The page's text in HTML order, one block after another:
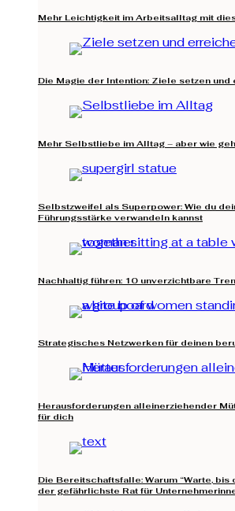
Mehr Leichtigkeit im Arbeitsalltag mit
Die Magie der Intention: Ziele setzen und
Mehr Selbstliebe im Alltag – aber wie
Selbstzweifel als Superpower: Wie du
Führungsstärke verwandeln kannst
Nachhaltig führen: 10 unverzichtbare
Strategisches Netzwerken für deinen
Herausforderungen alleinerziehender
für dich
Die Bereitschaftsfalle: Warum “Warte, bis
der gefährlichste Rat für